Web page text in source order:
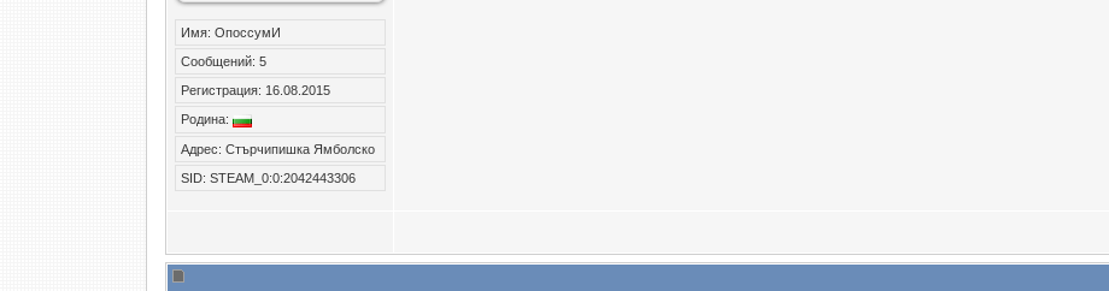
Имя: ОпоссумИ
Сообщений: 5
Регистрация: 16.08.2015
Родина:
Адрес: Стърчипишка Ямболско
SID: STEAM_0:0:2042443306